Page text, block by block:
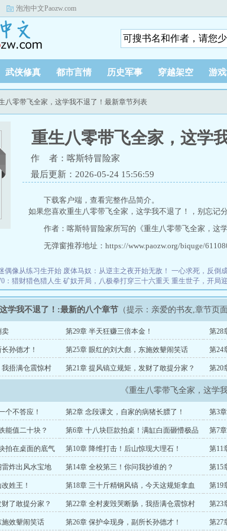
泡泡中文Paozw.com
武侠修真 都市言情 历史军事 穿越架空 游
八零带飞全家，这学我不退了！最新章节列表
重生八零带飞全家，这学
作 者：喀斯特冒险家
最后更新：2026-05-24 15:56:59
下载客户端，查看完整作品简介。
如果您喜欢重生八零带飞全家，这学我不退了！，别忘记
作者：喀斯特冒险家所写的《重生八零带飞全家，这
无弹窗推荐地址：https://www.paozw.org/biquge/
偶像从练习生开始 废体马奴：从逆主之夜开始无敌！ 一心求死，反倒
：猎财猎色猎人生 矿奴开局，八极拳打穿三十六重天 重生世子，开局
学我不退了！:最新的八个章节 （提示：亲爱的书友,章节页
卖 第29章 半天狂赚三倍本金！ 第28
孙德才！ 第25章 眼红的刘大彪，东施效颦闹笑话 第24
捂满仓震惊村
第21章 提风镐立规矩，发财了敢提分家？ 第20
《重生八零带飞全家，这学
个不答应！ 第2章 念段课文，自家的病猪长膘了！
第3
车
能值二十块？
第6章 十八块巨款拍桌！满缸白面砸懵极品
大嫂
第7
拍在桌面的底气 第10章 降维打击！后山惊现大理石！ 第11
炸出风水宝地 第14章 全校第三！你问我抄谁的？
第15
个前程
姓王！
第18章 三十斤精钢风镐，今天这规矩拿血
立！
第19
家！
了敢提分家？
第22章 全村麦毁哭断肠，我捂满仓震惊村
长！
第23
了！
效颦闹笑话 第26章 保护伞现身，副所长孙德才！ 第27